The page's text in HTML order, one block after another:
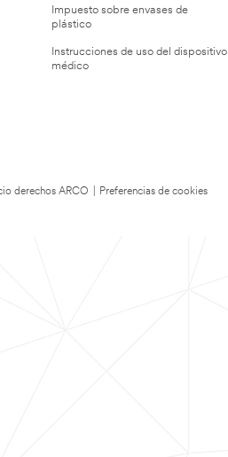
Impuesto sobre envases de
plástico
Instrucciones de uso del dispositivo
médico
derechos ARCO
Preferencias de cookies